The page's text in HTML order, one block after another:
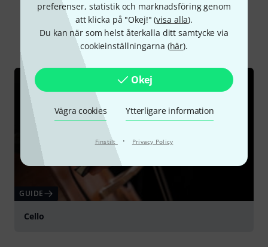
preferenser, statistik och marknadsföring genom
att klicka på "Okej!" (visa alla).
Du kan när som helst återkalla ditt samtycke via
cookieinställningarna (här).
Okej
Vägra cookies Ytterligare information
Finstilt · Privacy Policy
Visste du?
Alla Onlineguide
GUIDE
Cello